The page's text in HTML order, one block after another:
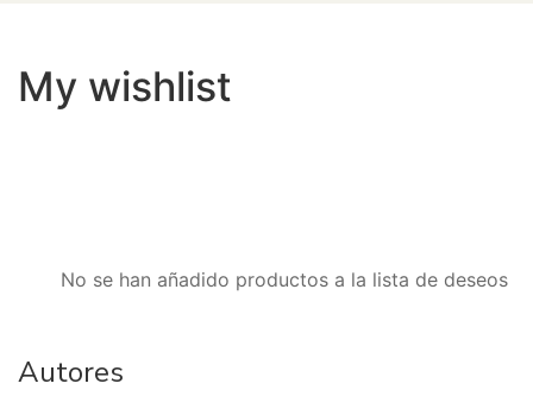
My wishlist
No se han añadido productos a la lista de deseos
Autores